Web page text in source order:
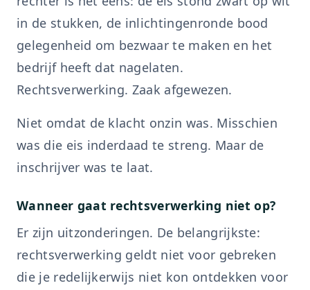
in de stukken, de inlichtingenronde bood
gelegenheid om bezwaar te maken en het
bedrijf heeft dat nagelaten.
Rechtsverwerking. Zaak afgewezen.
Niet omdat de klacht onzin was. Misschien
was die eis inderdaad te streng. Maar de
inschrijver was te laat.
Wanneer gaat rechtsverwerking niet op?
Er zijn uitzonderingen. De belangrijkste:
rechtsverwerking geldt niet voor gebreken
die je redelijkerwijs niet kon ontdekken voor